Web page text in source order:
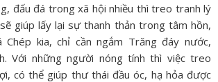
đấu đá trong xã hội nhiều thì treo tranh lý
giúp lấy lại sự thanh thản trong tâm hồn,
Chép kia, chỉ cần ngắm Trăng đáy nước,
Với những người nóng tính thì việc treo
có thể giúp thư thái đầu óc, hạ hỏa được